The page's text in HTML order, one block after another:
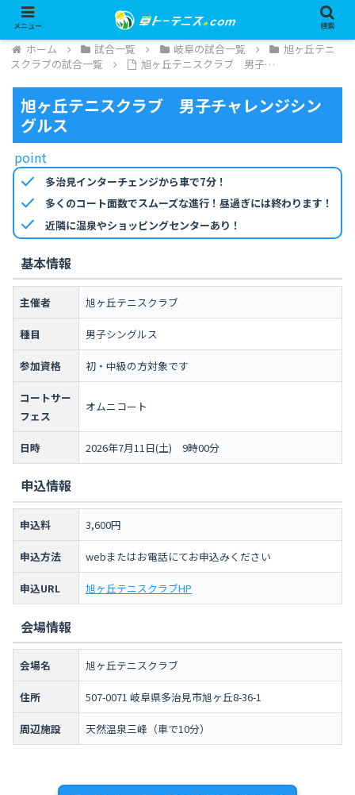
ホーム 試合一覧 岐阜の試合一覧
旭ヶ丘テニ
スクラブの試合一覧
旭ヶ丘テニスクラブ 男子…
旭ヶ丘テニスクラブ 男子チャレンジシン
グルス
point
check 多治見インターチェンジから車で7分！
check 多くのコート面数でスムーズな進行！昼過ぎには終わります！
check 近隣に温泉やショッピングセンターあり！
基本情報
主催者 旭ヶ丘テニスクラブ
種目 男子シングルス
参加資格 初・中級の方対象です
コートサー
フェス
オムニコート
日時 2026年7月11日(土) 9時00分
申込情報
申込料 3,600円
申込方法 webまたはお電話にてお申込みください
申込URL 旭ヶ丘テニスクラブHP
会場情報
会場名 旭ヶ丘テニスクラブ
住所 507-0071 岐阜県多治見市旭ヶ丘8-36-1
周辺施設 天然温泉三峰（車で10分）
メニュー 検索